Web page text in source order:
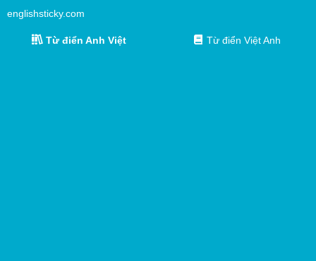
englishsticky.com
Từ điển Anh Việt Từ điển Việt Anh